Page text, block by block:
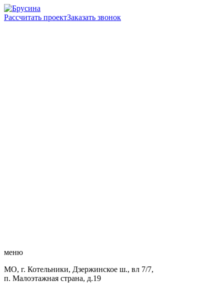
Рассчитать проектЗаказать звонок
меню
МО, г. Котельники, Дзержинское ш., вл 7/7,
п. Малоэтажная страна, д.19